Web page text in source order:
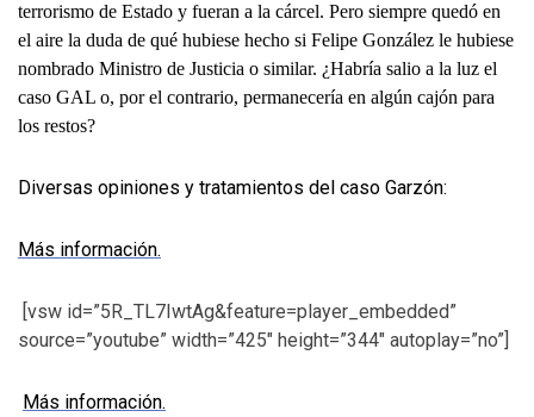
terrorismo de Estado y fueran a la cárcel. Pero siempre quedó en
el aire la duda de qué hubiese hecho si Felipe González le hubiese
nombrado Ministro de Justicia o similar. ¿Habría salio a la luz el
caso GAL o, por el contrario, permanecería en algún cajón para
los restos?
Diversas opiniones y tratamientos del caso Garzón:
Más información.
[vsw id=”5R_TL7IwtAg&feature=player_embedded”
source=”youtube” width=”425″ height=”344″ autoplay=”no”]
Más información.